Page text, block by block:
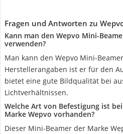
Fragen und Antworten zu
Kann man den Wepvo Mini-
verwenden?
Man kann den Wepvo Mini-
Herstellerangaben ist er für den
bietet eine gute Bildqualität bei
Lichtverhältnissen.
Welche Art von Befestigung ist
Marke Wepvo vorhanden?
Dieser Mini-Beamer der Marke